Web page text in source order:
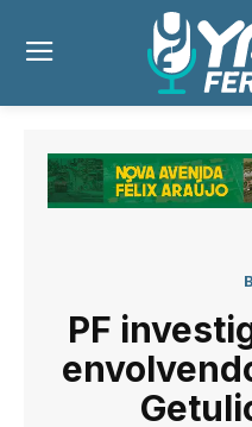
PF